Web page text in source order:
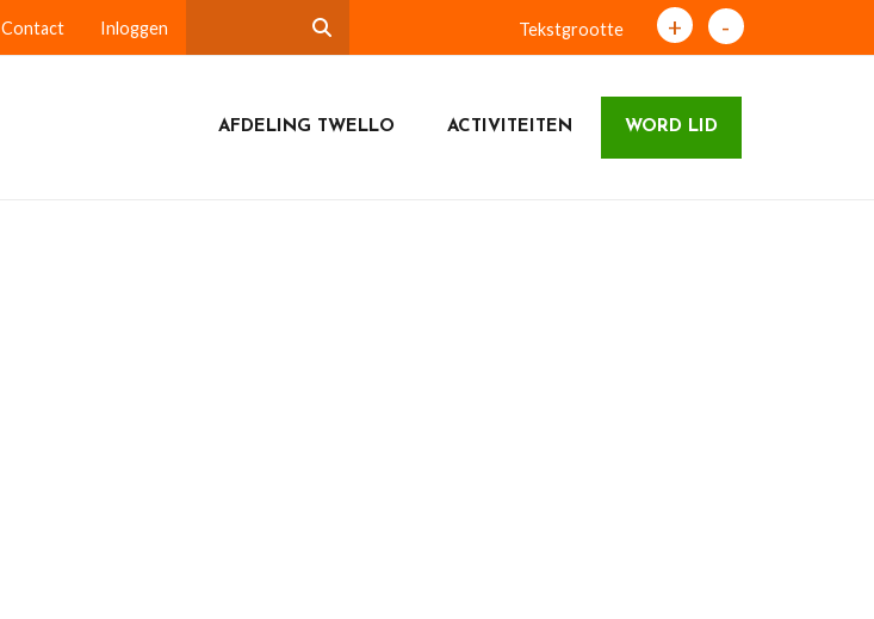
Contact Inloggen Tekstgrootte + -
AFDELING TWELLO ACTIVITEITEN WORD LID